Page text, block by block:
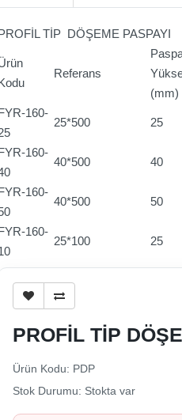
TİP DÖŞEME PASPAYI
Referans
(mm)
160-
25*500 25
160-
40*500 40
160-
40*500 50
160-
25*100 25
PROFİL TİP
Ürün Kodu: PDP
Stok Durumu: Stokta var